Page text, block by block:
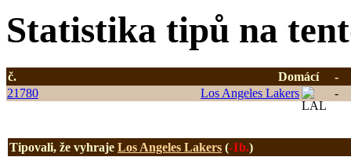
Statistika tipů na
č. Domácí
-
21780
Los Angeles Lakers -
Tipovali, že vyhraje Los Angeles Lakers (-1b.)